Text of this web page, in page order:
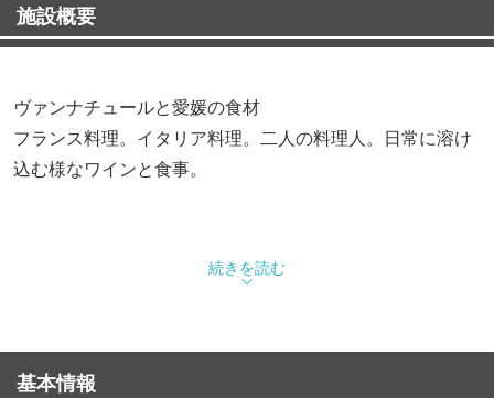
施設概要
ヴァンナチュールと愛媛の食材
フランス料理。イタリア料理。二人の料理人。日常に溶け
込む様なワインと食事。
続きを読む
基本情報